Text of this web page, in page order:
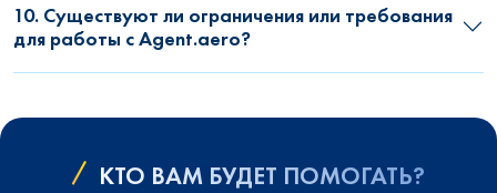
10. Существуют ли ограничения или требования
для работы с Agent.aero?
КТО ВАМ БУДЕТ ПОМОГАТЬ?